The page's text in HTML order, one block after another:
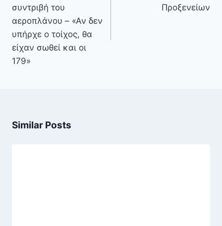
συντριβή του
αεροπλάνου – «Αν δεν
υπήρχε ο τοίχος, θα
είχαν σωθεί και οι
179»
Προξενείων
Similar Posts